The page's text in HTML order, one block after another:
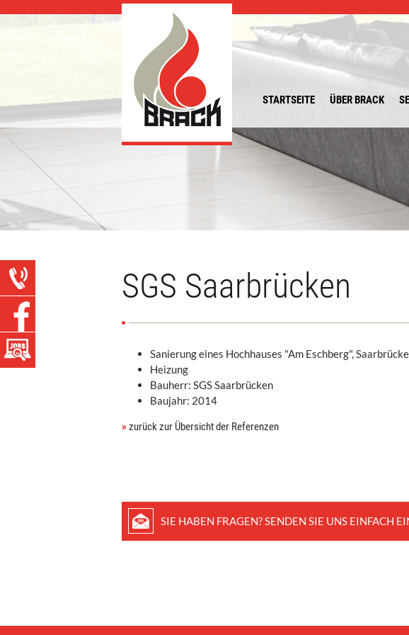
STARTSEITE ÜBER BRACK
SGS Saarbrücken
Sanierung eines Hochhauses "Am Eschberg",
Heizung
Bauherr: SGS Saarbrücken
Baujahr: 2014
» zurück zur Übersicht der Referenzen
SIE HABEN FRAGEN? SENDEN SIE UNS EINFACH